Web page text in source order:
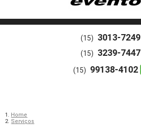
(15) 3013-7249
(15) 3239-7447
(15) 99138-4102
Home
Serviços